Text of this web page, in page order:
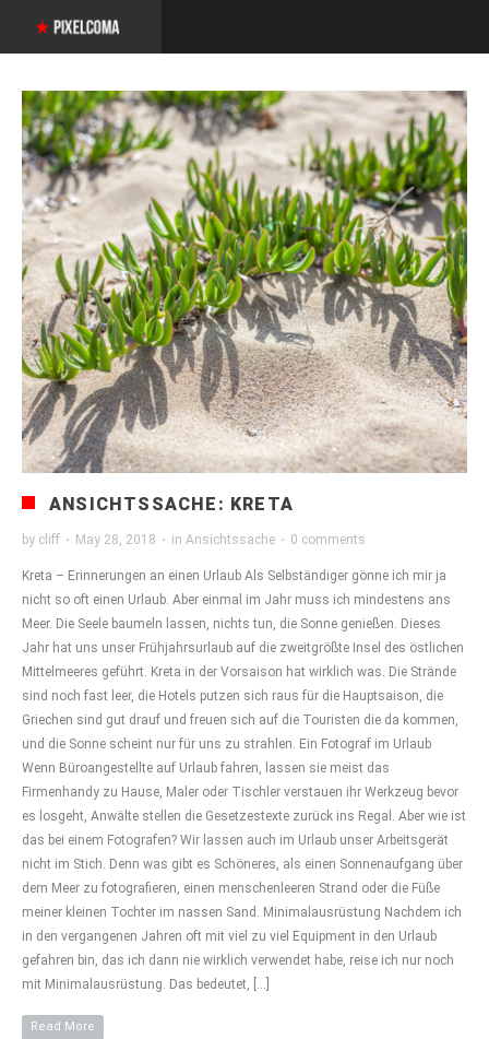
ANSICHTSSACHE: KRETA
by cliff · May 28, 2018 · in Ansichtssache · 0 comments
Kreta – Erinnerungen an einen Urlaub Als Selbständiger gönne ich mir ja
nicht so oft einen Urlaub. Aber einmal im Jahr muss ich mindestens ans
Meer. Die Seele baumeln lassen, nichts tun, die Sonne genießen. Dieses
Jahr hat uns unser Frühjahrsurlaub auf die zweitgrößte Insel des östlichen
Mittelmeeres geführt. Kreta in der Vorsaison hat wirklich was. Die Strände
sind noch fast leer, die Hotels putzen sich raus für die Hauptsaison, die
Griechen sind gut drauf und freuen sich auf die Touristen die da kommen,
und die Sonne scheint nur für uns zu strahlen. Ein Fotograf im Urlaub
Wenn Büroangestellte auf Urlaub fahren, lassen sie meist das
Firmenhandy zu Hause, Maler oder Tischler verstauen ihr Werkzeug bevor
es losgeht, Anwälte stellen die Gesetzestexte zurück ins Regal. Aber wie ist
das bei einem Fotografen? Wir lassen auch im Urlaub unser Arbeitsgerät
nicht im Stich. Denn was gibt es Schöneres, als einen Sonnenaufgang über
dem Meer zu fotografieren, einen menschenleeren Strand oder die Füße
meiner kleinen Tochter im nassen Sand. Minimalausrüstung Nachdem ich
in den vergangenen Jahren oft mit viel zu viel Equipment in den Urlaub
gefahren bin, das ich dann nie wirklich verwendet habe, reise ich nur noch
mit Minimalausrüstung. Das bedeutet, […]
Read More